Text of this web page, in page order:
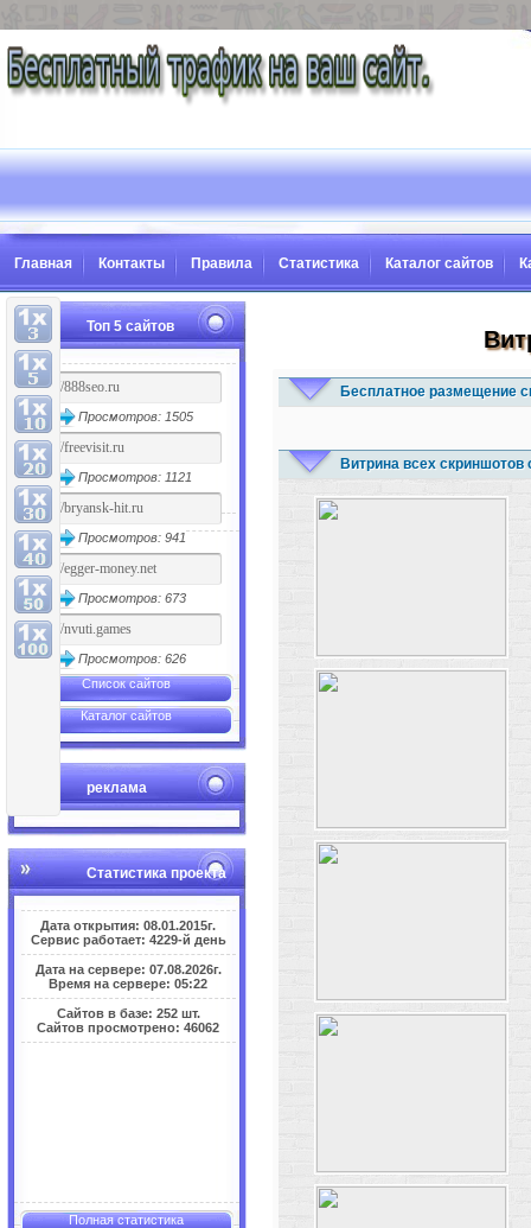
Главная Контакты Правила Статистика Каталог сайтов
Топ 5 сайтов
Просмотров: 1505
Просмотров: 1121
Просмотров: 941
Просмотров: 673
Просмотров: 626
Список сайтов
Каталог сайтов
реклама
Статистика проекта
Дата открытия: 08.01.2015г.
Сервис работает: 4229-й день
Дата на сервере: 07.08.2026г.
Время на сервере: 05:22
Сайтов в базе: 252 шт.
Сайтов просмотрено: 46062
Полная статистика
Бесплатное размещение
Витрина всех скриншотов